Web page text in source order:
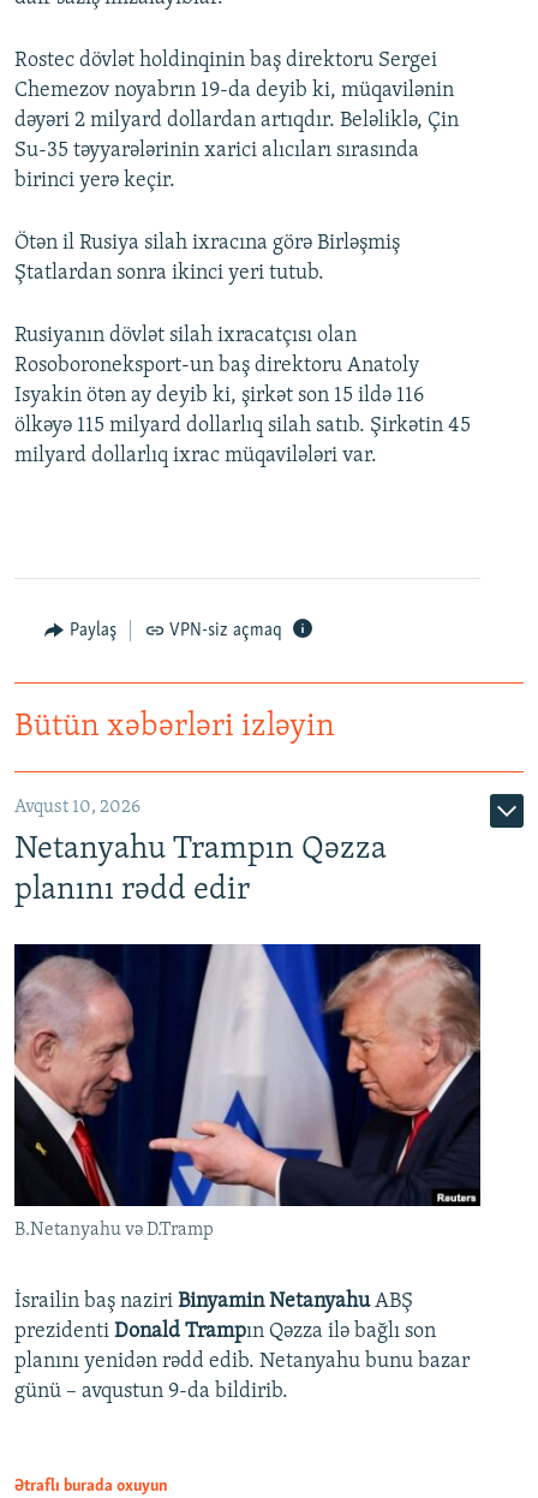
Rostec dövlət holdinqinin baş direktoru Sergei
Chemezov noyabrın 19-da deyib ki, müqavilənin
dəyəri 2 milyard dollardan artıqdır. Beləliklə, Çin
Su-35 təyyarələrinin xarici alıcıları sırasında
birinci yerə keçir.
Ötən il Rusiya silah ixracına görə Birləşmiş
Ştatlardan sonra ikinci yeri tutub.
Rusiyanın dövlət silah ixracatçısı olan
Rosoboroneksport-un baş direktoru Anatoly
Isyakin ötən ay deyib ki, şirkət son 15 ildə 116
ölkəyə 115 milyard dollarlıq silah satıb. Şirkətin 45
milyard dollarlıq ixrac müqavilələri var.
Paylaş VPN-siz açmaq
Bütün xəbərləri izləyin
Avqust 10, 2026
Netanyahu Trampın Qəzza
planını rədd edir
B.Netanyahu və D.Tramp
İsrailin baş naziri Binyamin NetanyahuABŞ
prezidenti Donald Trampın Qəzza ilə bağlı son
planını yenidən rədd edib. Netanyahu bunu bazar
günü – avqustun 9-da bildirib.
Ətraflı burada oxuyun